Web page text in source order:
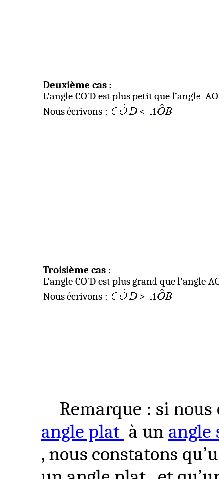
Deuxième cas :
L’angle CO’D est plus petit que l’angle
Nous écrivons :
<
Troisième cas :
L’angle CO’D est plus grand que l’angle
Nous écrivons :
>
Remarque : si
angle plat à un angle
, nous constatons